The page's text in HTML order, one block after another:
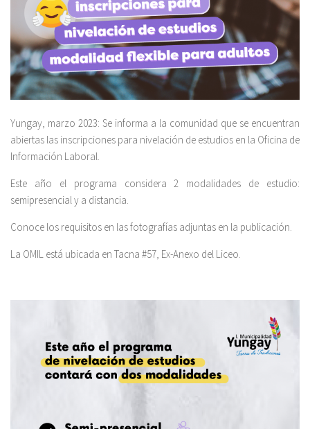
Yungay, marzo 2023: Se informa a la comunidad que se encuentran
abiertas las inscripciones para nivelación de estudios en la Oficina de
Información Laboral.
Este año el programa considera 2 modalidades de estudio:
semipresencial y a distancia.
Conoce los requisitos en las fotografías adjuntas en la publicación.
La OMIL está ubicada en Tacna #57, Ex-Anexo del Liceo.